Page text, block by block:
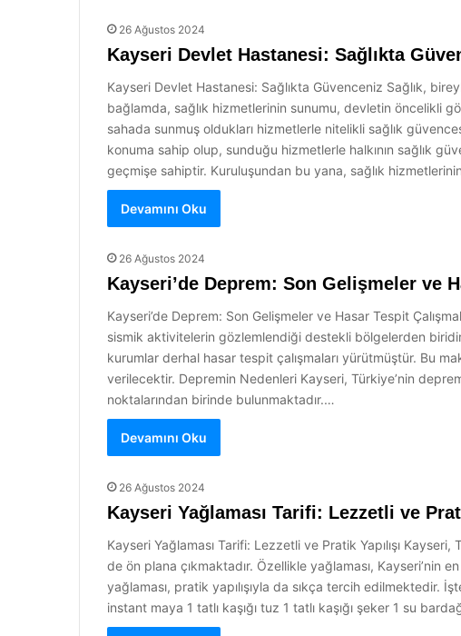
26 Ağustos 2024
Kayseri Devlet Hastanesi: Sağlıkta
Kayseri Devlet Hastanesi: Sağlıkta Güvenceniz Sağlık,
bağlamda, sağlık hizmetlerinin sunumu, devletin öncelikli
sahada sunmuş oldukları hizmetlerle nitelikli sağlık
konuma sahip olup, sunduğu hizmetlerle halkının sağlık
geçmişe sahiptir. Kuruluşundan bu yana, sağlık
Devamını Oku
26 Ağustos 2024
Kayseri’de Deprem: Son Gelişmeler ve
Kayseri’de Deprem: Son Gelişmeler ve Hasar Tespit
sismik aktivitelerin gözlemlendiği destekli bölgelerden
kurumlar derhal hasar tespit çalışmaları yürütmüştür. Bu
verilecektir. Depremin Nedenleri Kayseri, Türkiye’nin
noktalarından birinde bulunmaktadır.…
Devamını Oku
26 Ağustos 2024
Kayseri Yağlaması Tarifi: Lezzetli ve
Kayseri Yağlaması Tarifi: Lezzetli ve Pratik Yapılışı
de ön plana çıkmaktadır. Özellikle yağlaması,
yağlaması, pratik yapılışıyla da sıkça tercih edilmektedir.
instant maya 1 tatlı kaşığı tuz 1 tatlı kaşığı şeker 1 su